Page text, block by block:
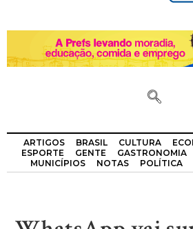
ARTIGOS BRASIL CULTURA
ESPORTE
GENTE GASTRONOMIA
MUNICÍPIOS
NOTAS POLÍTICA